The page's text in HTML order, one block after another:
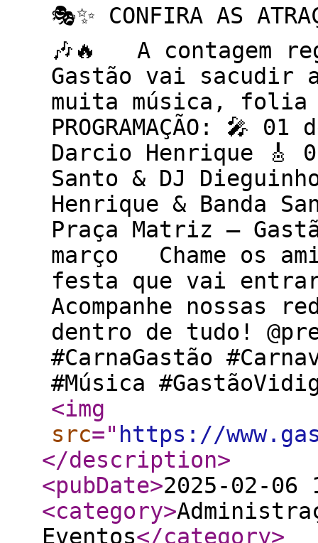
🎭✨ CONFIRA AS
🎶🔥 A contagem
Gastão vai sacudir
muita música, folia
PROGRAMAÇÃO: 🎤
Darcio Henrique 🎸
Santo & DJ
Henrique & Banda
Praça Matriz –
março Chame os
festa que vai
Acompanhe nossas
dentro de tudo!
#CarnaGastão
#Música
<img
src=" https://
</description>
<pubDate>2025-02-06
<category>
Eventos</category>